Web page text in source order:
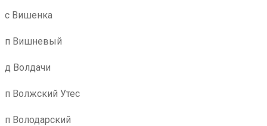
с Вишенка
п Вишневый
д Волдачи
п Волжский Утес
п Володарский